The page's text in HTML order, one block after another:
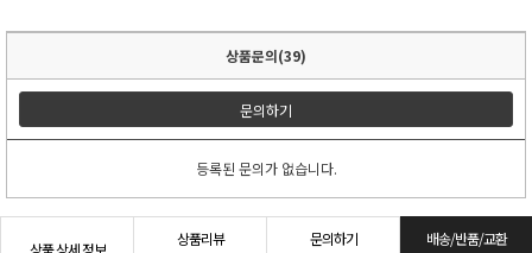
상품문의(39)
문의하기
등록된 문의가 없습니다.
상품 상세 정보
상품리뷰
문의하기
배송/반품/교환